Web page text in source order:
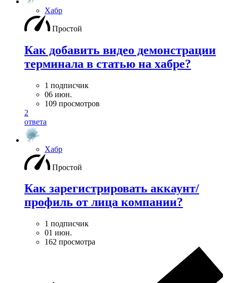
Хабр
Простой
Как добавить видео демонстрации
терминала в статью на хабре?
1 подписчик
06 июн.
109 просмотров
2
ответа
Хабр
Простой
Как зарегистрировать аккаунт/
профиль от лица компании?
1 подписчик
01 июн.
162 просмотра